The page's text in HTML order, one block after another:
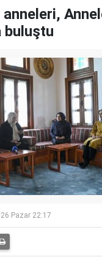
buluştu
Pazar 22:17